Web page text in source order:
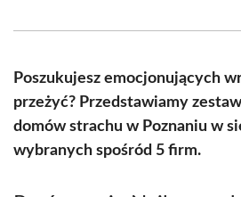
(Twitter)
Poszukujesz emocjonujących
przeżyć? Przedstawiamy
domów strachu w Poznaniu w
wybranych spośród 5 firm.